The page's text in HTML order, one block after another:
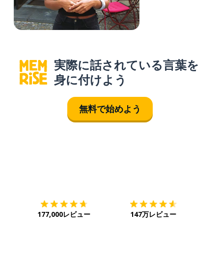
実際に話されている言葉を
身に付けよう
無料で始めよう
177,000レビュー 147万レビュー